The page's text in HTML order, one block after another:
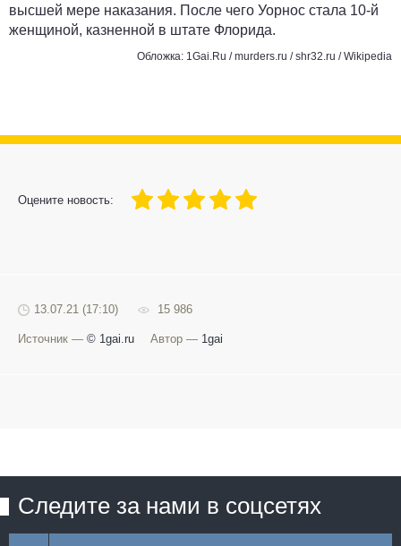
высшей мере наказания. После чего Уорнос стала 10-й
женщиной, казненной в штате Флорида.
Обложка: 1Gai.Ru / murders.ru /shr32.ru / Wikipedia
Оцените новость:
100
1 3 4 5
13.07.21 (17:10) 15 986
Источник — © 1gai.ru Автор — 1gai
Следите за нами в соцсетях